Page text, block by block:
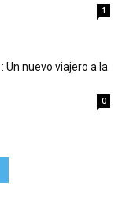
1
Un nuevo viajero a la
0